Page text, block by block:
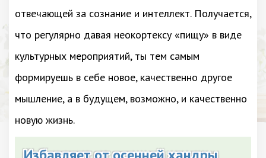
отвечающей за сознание и интеллект. Получается,
что регулярно давая неокортексу «пищу» в виде
культурных мероприятий, ты тем самым
формируешь в себе новое, качественно другое
мышление, а в будущем, возможно, и качественно
новую жизнь.